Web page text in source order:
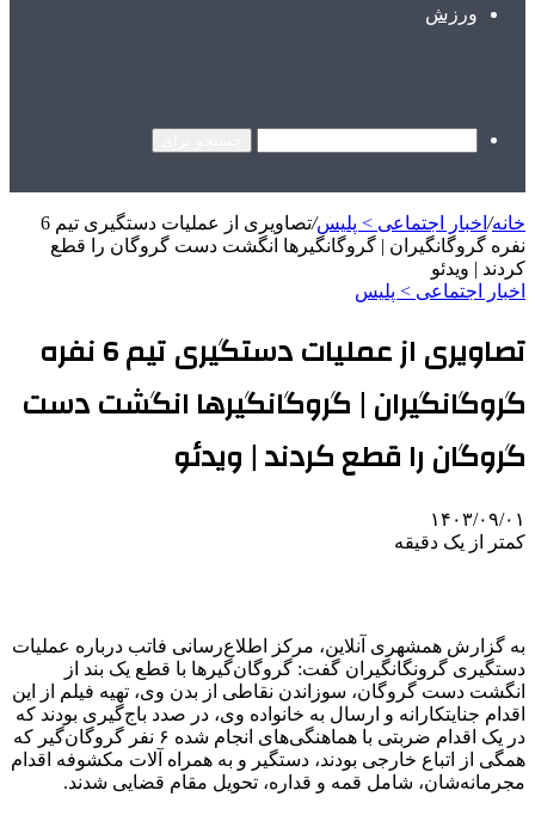
ورزش
خانه/ اخبار اجتماعی > پليس/
تصاویری از عملیات دستگیری تیم 6
نفره گروگانگیران | گروگانگیرها انگشت دست گروگان را قطع
کردند | ویدئو
اخبار اجتماعی > پليس
تصاویری از عملیات دستگیری تیم 6 نفره
گروگانگیران | گروگانگیرها انگشت دست
گروگان را قطع کردند | ویدئو
۱۴۰۳/۰۹/۰۱
کمتر از یک دقیقه
به گزارش همشهری آنلاین، مرکز اطلاع‌رسانی فاتب درباره عملیات
دستگیری گرونگانگیران گفت: گروگان‌گیرها با قطع یک بند از
انگشت دست گروگان، سوزاندن نقاطی از بدن وی، تهیه فیلم از این
اقدام جنایتکارانه و ارسال به خانواده وی، در صدد باج‌گیری بودند که
در یک اقدام ضربتی با هماهنگی‌های انجام شده ۶ نفر گروگان‌گیر که
همگی از اتباع خارجی بودند، دستگیر و به همراه آلات مکشوفه اقدام
مجرمانه‌شان، شامل قمه و قداره، تحویل مقام قضایی شدند.